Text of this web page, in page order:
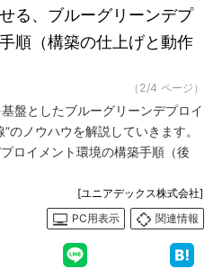
る、ブルーグリーンデプ
順（構築の仕上げと動作
（2/4 ページ）
盤としたブルーグリーンデプロイ
のノウハウを解説していきます。
ロイメント環境の構築手順（後
[ユニアデックス株式会社]
PC用表示
関連情報